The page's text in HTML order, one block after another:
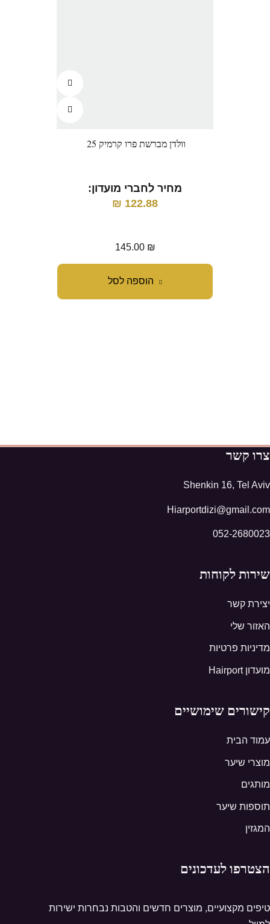
הוספה לסל
וולדן מברשת פרו קרמיק 25
מחיר לחברי מועדון:
122.88
₪
145.00 ₪
צרו קשר
Shenkin 16, Tel Aviv
Hiarportdizi@gmail.com
052-2680023
שירות לקוחות
יצירת קשר
האזור שלי
מדיניות פרטיות
מועדון Hairport
קישורים שימושיים
עמוד הבית
מוצרי שיער
מותגים
תוספות שיער
המגזין
הצטרפו לעדכונים
טיפים מקצועיים, מוצרים חדשים והטבות נבחרות ישירות